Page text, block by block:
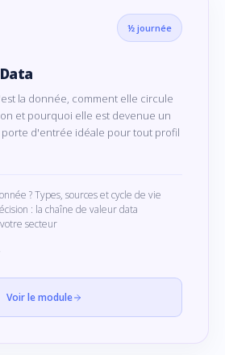
½ journée
la donnée, comment elle circule
et pourquoi elle est devenue un
porte d'entrée idéale pour tout profil
? Types, sources et cycle de vie
: la chaîne de valeur data
secteur
Voir le module